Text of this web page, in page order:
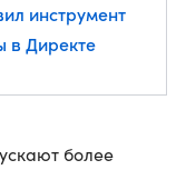
инструмент
в Директе
более